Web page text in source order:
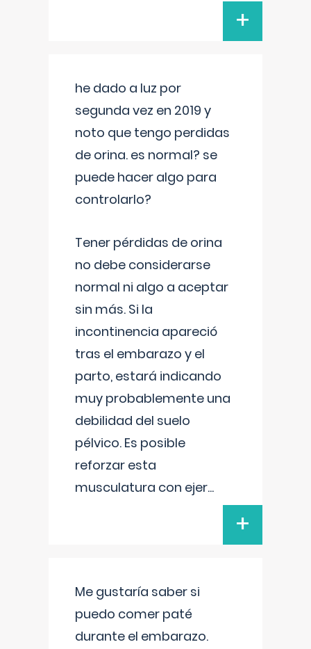
+
he dado a luz por
segunda vez en 2019 y
noto que tengo perdidas
de orina. es normal? se
puede hacer algo para
controlarlo?
Tener pérdidas de orina
no debe considerarse
normal ni algo a aceptar
sin más. Si la
incontinencia apareció
tras el embarazo y el
parto, estará indicando
muy probablemente una
debilidad del suelo
pélvico. Es posible
reforzar esta
musculatura con ejer...
+
Me gustaría saber si
puedo comer paté
durante el embarazo.